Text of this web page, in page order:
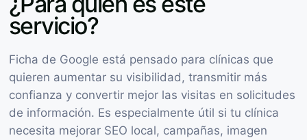
servicio?
Ficha de Google está pensado para clínicas que
quieren aumentar su visibilidad, transmitir más
confianza y convertir mejor las visitas en solicitudes
de información. Es especialmente útil si tu clínica
necesita mejorar SEO local, campañas, imagen